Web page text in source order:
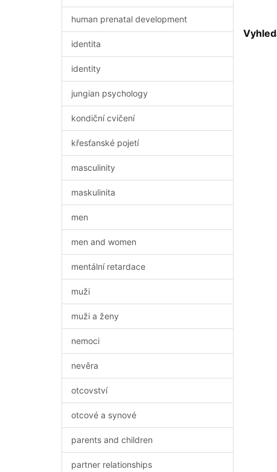
human prenatal development
identita
identity
jungian psychology
kondiční cvičení
křesťanské pojetí
masculinity
maskulinita
men
men and women
mentální retardace
muži
muži a ženy
nemoci
nevěra
otcovství
otcové a synové
parents and children
partner relationships